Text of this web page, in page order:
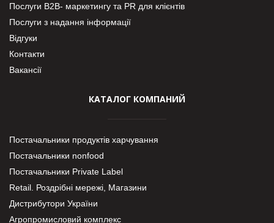
Послуги В2В- маркетингу та PR для клієнтів
Послуги з надання інформації
Відгуки
Контакти
Вакансії
КАТАЛОГ КОМПАНИЙ
Постачальники продуктів харчування
Постачальники nonfood
Постачальники Private Label
Retail. Роздрібні мережі, Магазини
Дистрибутори України
Агропромисловий комплекс